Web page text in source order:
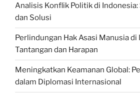
Analisis Konflik Politik di Indonesia:
dan Solusi
Perlindungan Hak Asasi Manusia di
Tantangan dan Harapan
Meningkatkan Keamanan Global:
dalam Diplomasi Internasional